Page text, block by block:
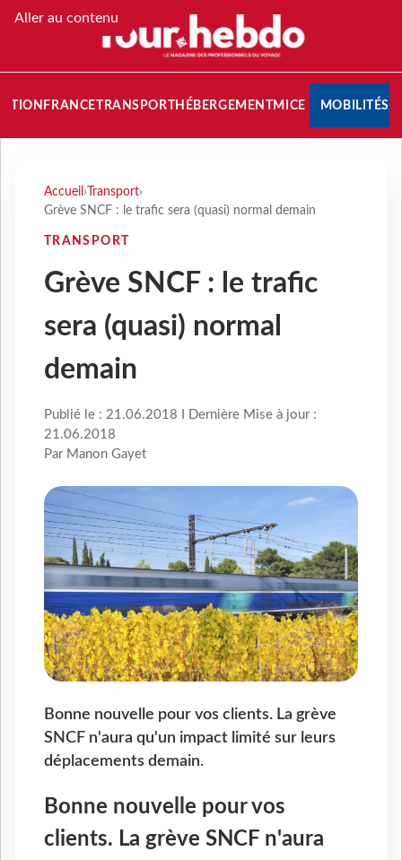
Aller au contenu
FRANCETRANSPORT HÉBERGEMENTMICE MOBILITÉS
Accueil › Transport›
Grève SNCF : le trafic sera (quasi) normal demain
TRANSPORT
Grève SNCF : le trafic
sera (quasi) normal
demain
Publié le : 21.06.2018 I Dernière Mise à jour :
21.06.2018
Par Manon Gayet
Bonne nouvelle pour vos clients. La grève
SNCF n'aura qu'un impact limité sur leurs
déplacements demain.
Bonne nouvelle pour vos
clients. La grève SNCF n'aura